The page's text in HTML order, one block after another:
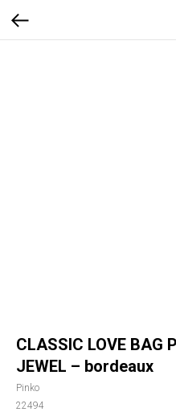
CLASSIC LOVE BAG
JEWEL – bordeaux
Pinko
22494